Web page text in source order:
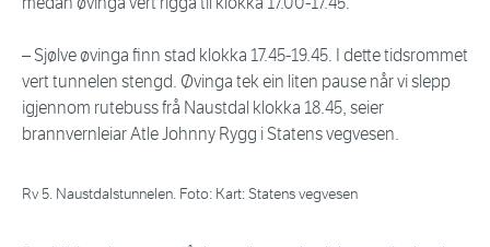
– Sjølve øvinga finn stad klokka 17.45-19.45. I dette tidsrommet
vert tunnelen stengd. Øvinga tek ein liten pause når vi slepp
igjennom rutebuss frå Naustdal klokka 18.45, seier
brannvernleiar Atle Johnny Rygg i Statens vegvesen.
Rv 5. Naustdalstunnelen. Foto: Kart: Statens vegvesen